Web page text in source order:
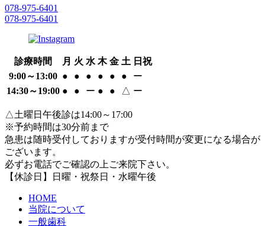
078-975-6401
078-975-6401
診療時間 月 火 水 木 金 土 日祝
9:00～13:00 ● ● ● ● ● ●
ー
14:30～19:00 ● ● ー ● ● △ ー
△土曜日午後診は14:00～17:00
※予約時間は30分前まで
急患は随時受付しておりますが受付時間が変更になる場合が
ございます。
必ずお電話でご確認の上ご来院下さい。
【休診日】日曜・祝祭日・水曜午後
HOME
当院について
一般歯科